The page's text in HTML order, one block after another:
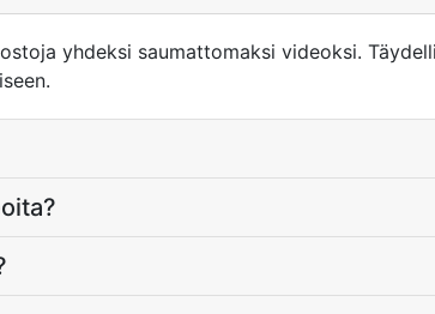
yhdeksi saumattomaksi videoksi.